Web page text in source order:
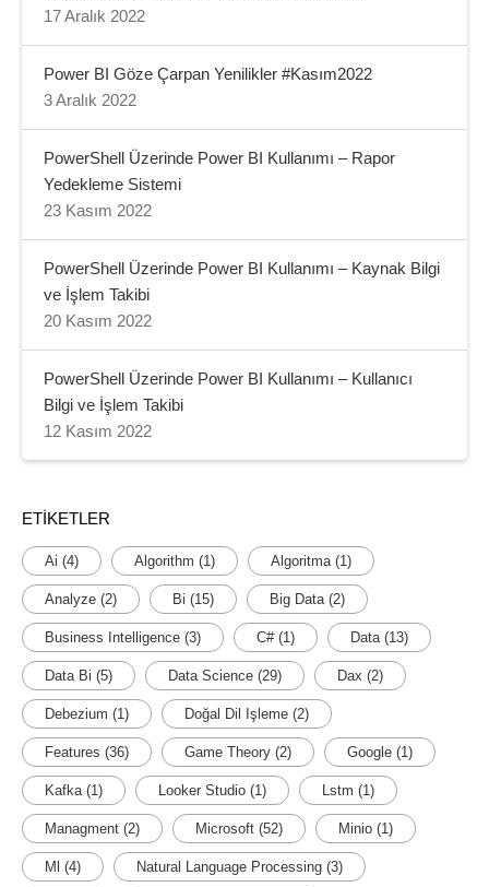
17 Aralık 2022
Power BI Göze Çarpan Yenilikler #Kasım2022
3 Aralık 2022
PowerShell Üzerinde Power BI Kullanımı – Rapor
Yedekleme Sistemi
23 Kasım 2022
PowerShell Üzerinde Power BI Kullanımı – Kaynak Bilgi
ve İşlem Takibi
20 Kasım 2022
PowerShell Üzerinde Power BI Kullanımı – Kullanıcı
Bilgi ve İşlem Takibi
12 Kasım 2022
ETIKETLER
Ai (4) Algorithm (1) Algoritma (1)
Analyze (2) Bi (15) Big Data (2)
Business Intelligence (3) C#(1) Data (13)
Data Bi (5) Data Science (29) Dax (2)
Debezium (1) Doğal Dil Işleme (2)
Features (36) Game Theory (2) Google (1)
Kafka (1) Looker Studio (1) Lstm (1)
Managment (2) Microsoft (52) Minio (1)
Ml (4) Natural Language Processing (3)